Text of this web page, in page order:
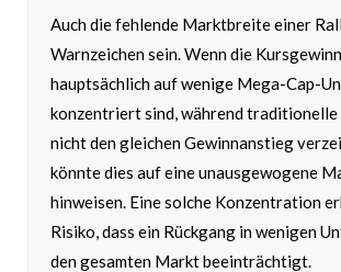
Auch die fehlende Marktbreite einer
Warnzeichen sein. Wenn die
hauptsächlich auf wenige Mega-Cap-
konzentriert sind, während traditionelle
nicht den gleichen Gewinnanstieg
könnte dies auf eine unausgewogene
hinweisen. Eine solche Konzentration
Risiko, dass ein Rückgang in wenigen
den gesamten Markt beeinträchtigt.